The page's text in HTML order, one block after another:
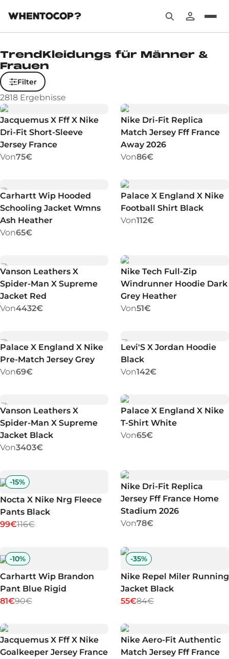
TrendKleidungs für Männer &
Frauen
Filter
2818 Ergebnisse
Jacquemus X Fff X Nike
Dri-Fit Short-Sleeve
Jersey France
Von75€
Nike Dri-Fit Replica
Match Jersey Fff France
Away 2026
Von86€
Carhartt Wip Hooded
Schooling Jacket Wmns
Ash Heather
Von65€
Palace X England X Nike
Football Shirt Black
Von112€
Vanson Leathers X
Spider-Man X Supreme
Jacket Red
Von4432€
Nike Tech Full-Zip
Windrunner Hoodie Dark
Grey Heather
Von51€
Palace X England X Nike
Pre-Match Jersey Grey
Von69€
Levi'S X Jordan Hoodie
Black
Von142€
Vanson Leathers X
Spider-Man X Supreme
Jacket Black
Von3403€
Palace X England X Nike
T-Shirt White
Von65€
-15%
Nocta X Nike Nrg Fleece
Pants Black
99€116€
Nike Dri-Fit Replica
Jersey Fff France Home
Stadium 2026
Von78€
-10%
Carhartt Wip Brandon
Pant Blue Rigid
81€90€
-35%
Nike Repel Miler Running
Jacket Black
55€84€
Jacquemus X Fff X Nike
Goalkeeper Jersey France
Nike Aero-Fit Authentic
Match Jersey Fff France